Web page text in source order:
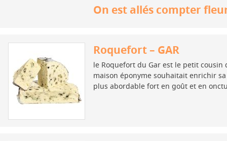
On est allés compter
Roquefort – GAR
le Roquefort du Gar est le petit cousin
maison éponyme souhaitait enrichir
plus abordable fort en goût et en